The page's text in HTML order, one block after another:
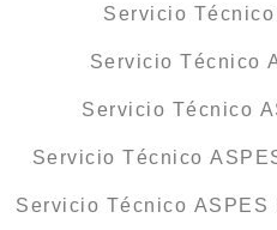
Servicio
Servicio Técnico
Servicio Técnico
Servicio Técnico
Servicio Técnico